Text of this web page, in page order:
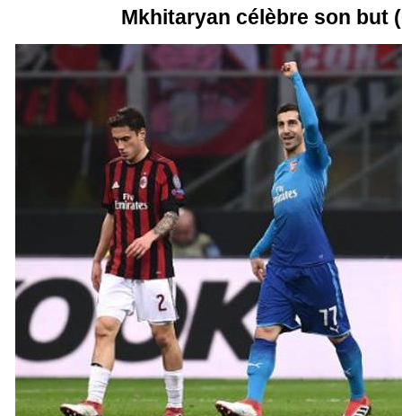
Mkhitaryan célèbre son but